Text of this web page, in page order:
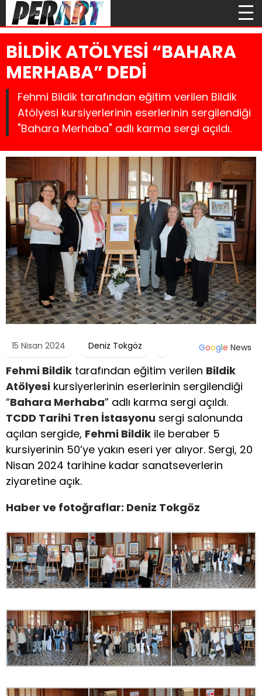
BİLDİK ATÖLYESİ “BAHARA
MERHABA” DEDİ
Fehmi Bildik tarafından eğitim verilen Bildik
Atölyesi kursiyerlerinin eserlerinin sergilendiği
"Bahara Merhaba" adlı karma sergi açıldı.
15 Nisan 2024 Deniz Tokgöz Google News
Fehmi Bildik tarafından eğitim verilen Bildik
Atölyesi kursiyerlerinin eserlerinin sergilendiği
“Bahara Merhaba” adlı karma sergi açıldı.
TCDD Tarihi Tren İstasyonu sergi salonunda
açılan sergide, Fehmi Bildik ile beraber 5
kursiyerinin 50’ye yakın eseri yer alıyor. Sergi, 20
Nisan 2024 tarihine kadar sanatseverlerin
ziyaretine açık.
Haber ve fotoğraflar: Deniz Tokgöz